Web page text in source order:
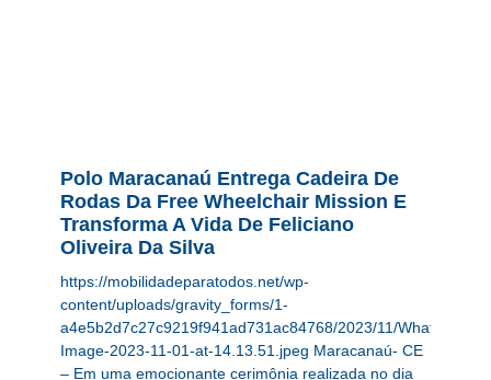
Polo Maracanaú Entrega Cadeira De
Rodas Da Free Wheelchair Mission E
Transforma A Vida De Feliciano
Oliveira Da Silva
https://mobilidadeparatodos.net/wp-
content/uploads/gravity_forms/1-
a4e5b2d7c27c9219f941ad731ac84768/2023/11/WhatsApp-
Image-2023-11-01-at-14.13.51.jpeg Maracanaú- CE
– Em uma emocionante cerimônia realizada no dia